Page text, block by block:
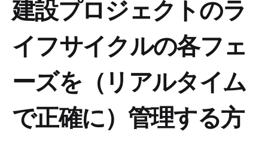
建設プロジェクトのラ
イフサイクルの各フェ
ーズを（リアルタイム
で正確に）管理する方